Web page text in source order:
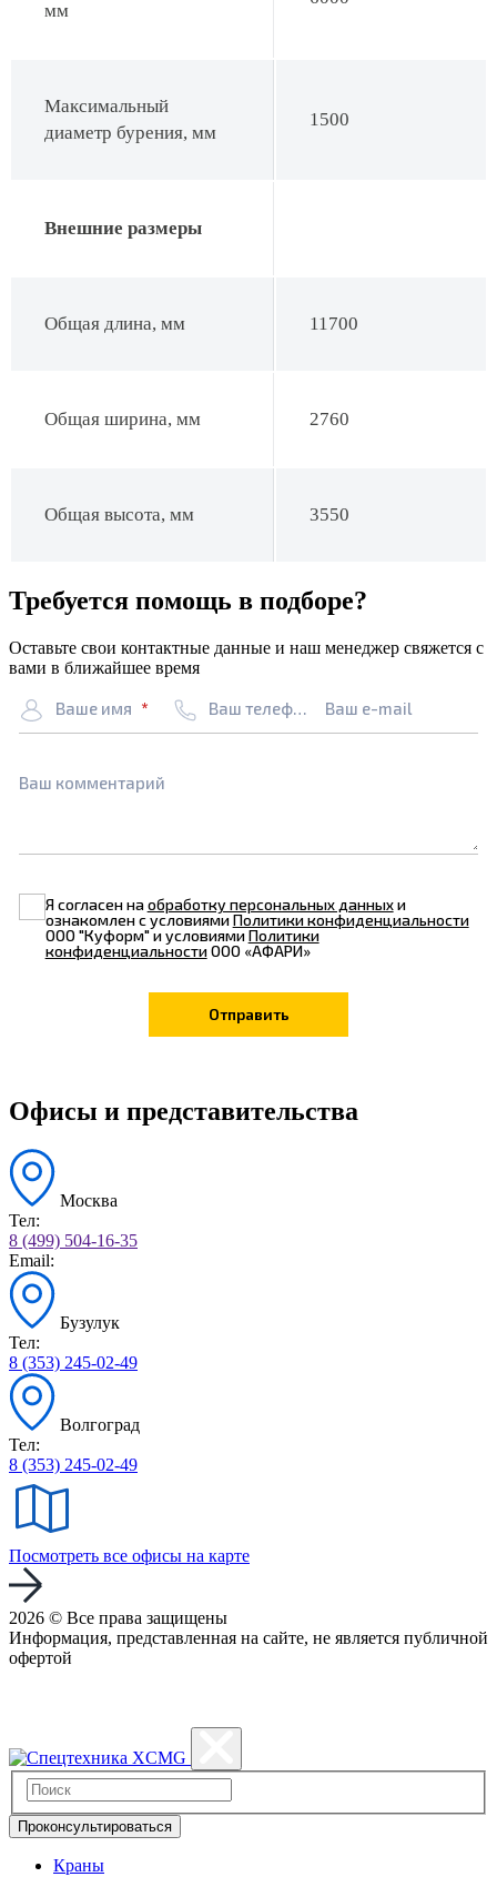
мм
Максимальный
диаметр бурения, мм
1500
Внешние размеры
Общая длина, мм 11700
Общая ширина, мм 2760
Общая высота, мм 3550
Требуется помощь в подборе?
Оставьте свои контактные данные и наш менеджер свяжется с
вами в ближайшее время
Ваше имя Ваш телефон Ваш e-mail
Ваш комментарий
Я согласен наобработку персональных данныхи
ознакомлен с условиямиПолитики конфиденциальности
ООО "Куформ" и условиямиПолитики
конфиденциальностиООО «АФАРИ»
Офисы и представительства
Москва
Тел:
8 (499) 504-16-35
Email:
Бузулук
Тел:
8 (353) 245-02-49
Волгоград
Тел:
8 (353) 245-02-49
Посмотреть все офисы на карте
2026 © Все права защищены
Информация, представленная на сайте, не является публичной
офертой
Проконсультироваться
Краны